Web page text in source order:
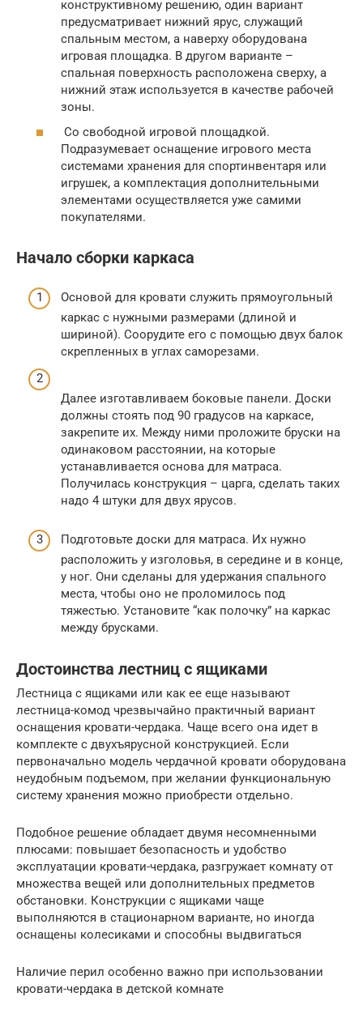
конструктивному решению, один вариант
предусматривает нижний ярус, служащий
спальным местом, а наверху оборудована
игровая площадка. В другом варианте –
спальная поверхность расположена сверху, а
нижний этаж используется в качестве рабочей
зоны.
Со свободной игровой площадкой.
Подразумевает оснащение игрового места
системами хранения для спортинвентаря или
игрушек, а комплектация дополнительными
элементами осуществляется уже самими
покупателями.
Начало сборки каркаса
Основой для кровати служить прямоугольный
каркас с нужными размерами (длиной и
шириной). Соорудите его с помощью двух балок
скрепленных в углах саморезами.
Далее изготавливаем боковые панели. Доски
должны стоять под 90 градусов на каркасе,
закрепите их. Между ними проложите бруски на
одинаковом расстоянии, на которые
устанавливается основа для матраса.
Получилась конструкция – царга, сделать таких
надо 4 штуки для двух ярусов.
Подготовьте доски для матраса. Их нужно
расположить у изголовья, в середине и в конце,
у ног. Они сделаны для удержания спального
места, чтобы оно не проломилось под
тяжестью. Установите “как полочку” на каркас
между брусками.
Достоинства лестниц с ящиками
Лестница с ящиками или как ее еще называют
лестница-комод чрезвычайно практичный вариант
оснащения кровати-чердака. Чаще всего она идет в
комплекте с двухъярусной конструкцией. Если
первоначально модель чердачной кровати оборудована
неудобным подъемом, при желании функциональную
систему хранения можно приобрести отдельно.
Подобное решение обладает двумя несомненными
плюсами: повышает безопасность и удобство
эксплуатации кровати-чердака, разгружает комнату от
множества вещей или дополнительных предметов
обстановки. Конструкции с ящиками чаще
выполняются в стационарном варианте, но иногда
оснащены колесиками и способны выдвигаться
Наличие перил особенно важно при использовании
кровати-чердака в детской комнате